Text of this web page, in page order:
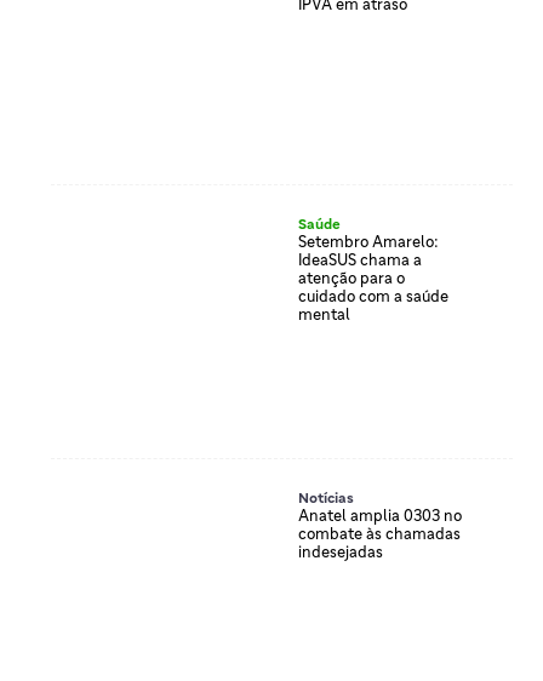
IPVA em atraso
Saúde
Setembro Amarelo:
IdeaSUS chama a
atenção para o
cuidado com a saúde
mental
Notícias
Anatel amplia 0303 no
combate às chamadas
indesejadas